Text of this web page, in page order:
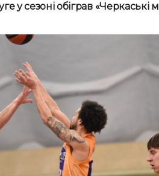
у сезоні обіграв «Черкаські